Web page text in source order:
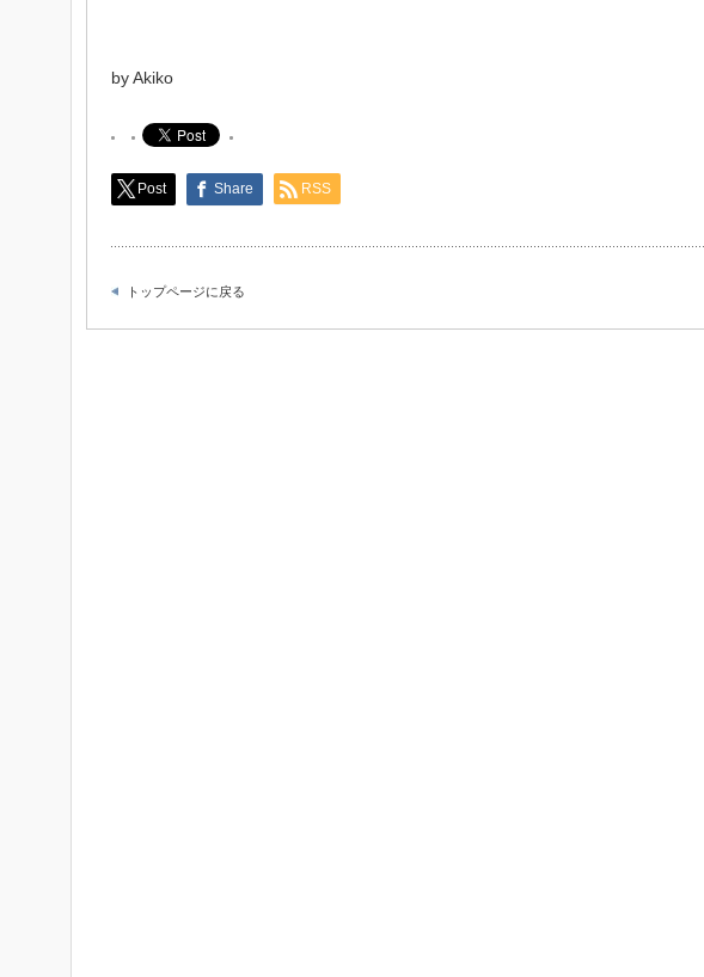
by Akiko
Post Share RSS
トップページに戻る